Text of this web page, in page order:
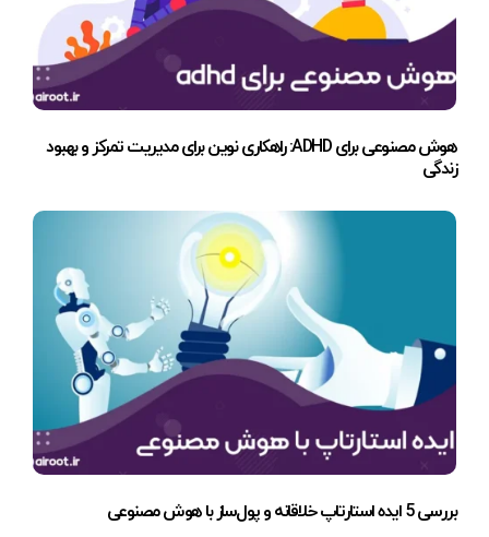
هوش مصنوعی برای ADHD: راهکاری نوین برای مدیریت تمرکز و بهبود
زندگی
بررسی 5 ایده استارتاپ خلاقانه و پول‌ساز با هوش مصنوعی